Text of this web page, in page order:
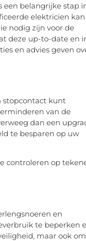
een belangrijke stap
elektricien kan
nodig zijn voor de
deze up-to-date en
en advies geven
stopcontact kunt
van de
dan een
te besparen op uw
controleren op
en
te beperken
maar ook om